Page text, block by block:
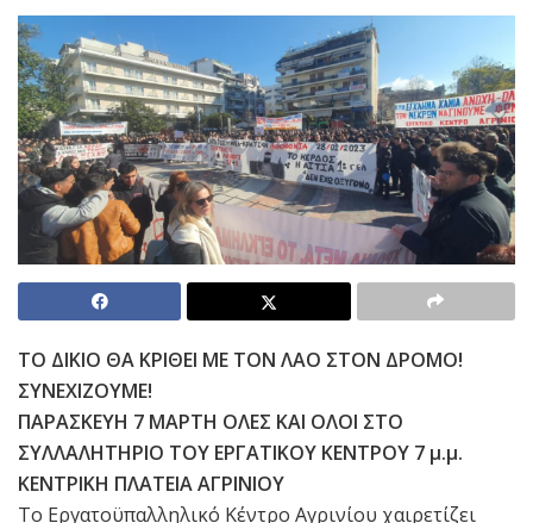
ΤΟ ΔΙΚΙΟ ΘΑ ΚΡΙΘΕΙ ΜΕ ΤΟΝ ΛΑΟ ΣΤΟΝ ΔΡΟΜΟ!
ΣΥΝΕΧΙΖΟΥΜΕ!
ΠΑΡΑΣΚΕΥΗ 7 ΜΑΡΤΗ ΟΛΕΣ ΚΑΙ ΟΛΟΙ ΣΤΟ
ΣΥΛΛΑΛΗΤΗΡΙΟ ΤΟΥ ΕΡΓΑΤΙΚΟΥ ΚΕΝΤΡΟΥ 7 μ.μ.
ΚΕΝΤΡΙΚΗ ΠΛΑΤΕΙΑ ΑΓΡΙΝΙΟΥ
Το Eργατοϋπαλληλικό Κέντρο Αγρινίου χαιρετίζει